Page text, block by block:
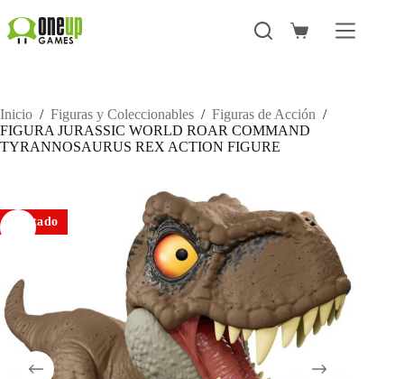
al
contenido
Carro
Inicio / Figuras y Coleccionables / Figuras de Acción /
FIGURA JURASSIC WORLD ROAR COMMAND
TYRANNOSAURUS REX ACTION FIGURE
Agotado